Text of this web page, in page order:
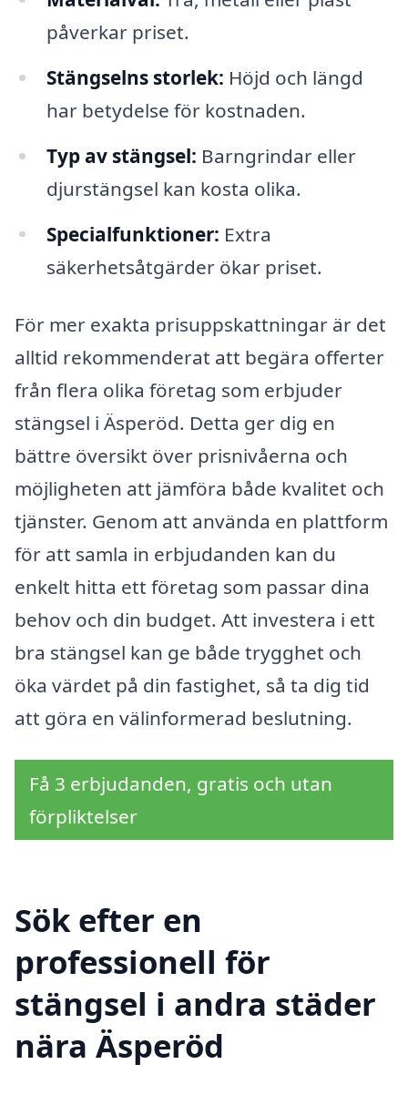
påverkar priset.
Stängselns storlek: Höjd och längd
har betydelse för kostnaden.
Typ av stängsel: Barngrindar eller
djurstängsel kan kosta olika.
Specialfunktioner: Extra
säkerhetsåtgärder ökar priset.
För mer exakta prisuppskattningar är det
alltid rekommenderat att begära offerter
från flera olika företag som erbjuder
stängsel i Äsperöd. Detta ger dig en
bättre översikt över prisnivåerna och
möjligheten att jämföra både kvalitet och
tjänster. Genom att använda en plattform
för att samla in erbjudanden kan du
enkelt hitta ett företag som passar dina
behov och din budget. Att investera i ett
bra stängsel kan ge både trygghet och
öka värdet på din fastighet, så ta dig tid
att göra en välinformerad beslutning.
Få 3 erbjudanden, gratis och utan
förpliktelser
Sök efter en
professionell för
stängsel i andra städer
nära Äsperöd